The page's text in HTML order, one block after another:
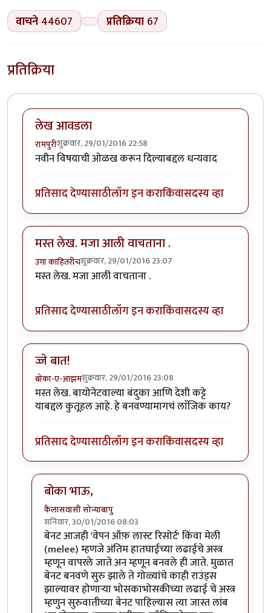
वाचने 44607 प्रतिक्रिया 67
प्रतिक्रिया
लेख आवडला
रामपुरीशुक्रवार, 29/01/2016 22:58
नवीन विषयाची ओळख करून दिल्याबद्दल धन्यवाद
प्रतिसाद देण्यासाठीलॉग इन कराकिंवासदस्य व्हा
मस्त लेख. मजा आली वाचताना .
उगा काहितरीचशुक्रवार, 29/01/2016 23:07
मस्त लेख. मजा आली वाचताना .
प्रतिसाद देण्यासाठीलॉग इन कराकिंवासदस्य व्हा
ज्जे बात!
बोका-ए-आझमशुक्रवार, 29/01/2016 23:08
मस्त लेख. बायोनेटवाल्या बंदुका आणि देशी कट्टे
याबद्दल कुतूहल आहे. हे बनवण्यामागचं लाॅजिक काय?
प्रतिसाद देण्यासाठीलॉग इन कराकिंवासदस्य व्हा
बोका भाऊ,
कैलासवासी सोन्याबापु
शनिवार, 30/01/2016 08:03
In reply toज्जे बात!byबोका-ए-आझम
बेनट आजही 'वेपन ऑफ़ लास्ट रिसोर्ट' किंवा मेली
(melee) म्हणजे अंतिम हातघाईच्या लढाईचे अस्त्र
म्हणून वापरले जाते अन म्हणून बनवले ही जाते. मुळात
बेनट बनवणे सुरु झाले ते गोळ्यांचे काही राउंड्स
झाल्यावर होणाऱ्या भोसकाभोसकीच्या लढाई चे अस्त्र
म्हणुन सुरुवातीच्या बेनट पाहिल्यास त्या जास्त लांब